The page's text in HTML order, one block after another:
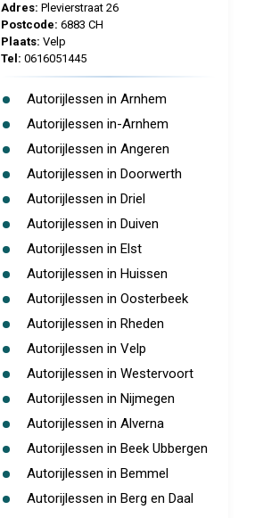
Adres: Plevierstraat 26
Postcode: 6883 CH
Plaats: Velp
Tel: 0616051445
Autorijlessen in Arnhem
Autorijlessen in-Arnhem
Autorijlessen in Angeren
Autorijlessen in Doorwerth
Autorijlessen in Driel
Autorijlessen in Duiven
Autorijlessen in Elst
Autorijlessen in Huissen
Autorijlessen in Oosterbeek
Autorijlessen in Rheden
Autorijlessen in Velp
Autorijlessen in Westervoort
Autorijlessen in Nijmegen
Autorijlessen in Alverna
Autorijlessen in Beek Ubbergen
Autorijlessen in Bemmel
Autorijlessen in Berg en Daal